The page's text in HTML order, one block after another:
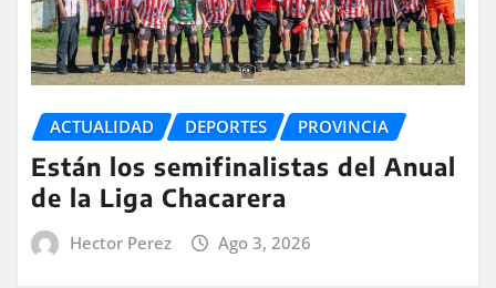
ACTUALIDAD DEPORTES PROVINCIA
Están los semifinalistas del Anual
de la Liga Chacarera
Hector Perez Ago 3, 2026